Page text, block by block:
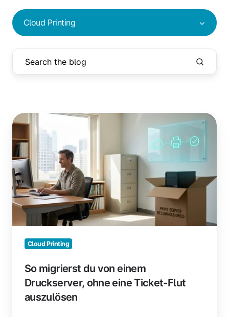
Cloud Printing
So
du
von
einem
Druckserver,
ohne
eine
Flut
auszulösen
Cloud Printing
So migrierst du von einem
Druckserver, ohne eine Ticket-Flut
auszulösen